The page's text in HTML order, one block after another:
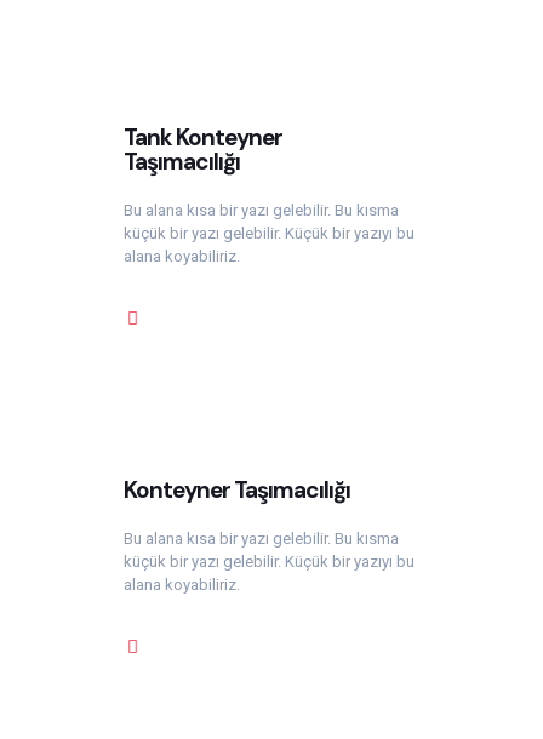
Tank Konteyner
Taşımacılığı
Bu alana kısa bir yazı gelebilir. Bu kısma
küçük bir yazı gelebilir. Küçük bir yazıyı bu
alana koyabiliriz.
Konteyner Taşımacılığı
Bu alana kısa bir yazı gelebilir. Bu kısma
küçük bir yazı gelebilir. Küçük bir yazıyı bu
alana koyabiliriz.